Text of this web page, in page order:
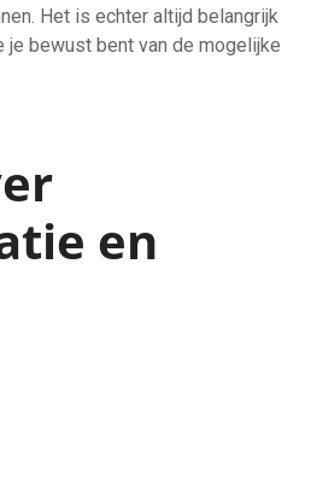
Het is echter altijd belangrijk
bewust bent van de mogelijke
en